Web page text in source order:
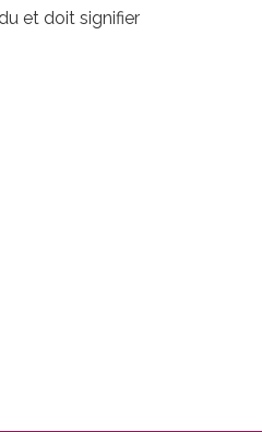
et doit signifier